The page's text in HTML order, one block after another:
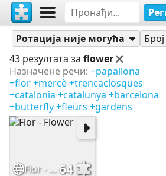
MerceMasnou
Слагалице
Ротација није могућа
43 резултата за flower
Назначене речи: +papallona
+flor+mercè+trencaclosques
+catalonia +catalunya +barcelona
+butterfly+fleurs +gardens
Flor - Flower64